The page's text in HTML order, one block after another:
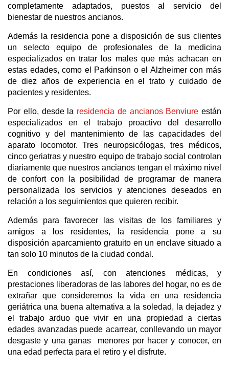
completamente adaptados, puestos al servicio del
bienestar de nuestros ancianos.
Además la residencia pone a disposición de sus clientes
un selecto equipo de profesionales de la medicina
especializados en tratar los males que más achacan en
estas edades, como el Parkinson o el Alzheimer con más
de diez años de experiencia en el trato y cuidado de
pacientes y residentes.
Por ello, desde la residencia de ancianos Benviure están
especializados en el trabajo proactivo del desarrollo
cognitivo y del mantenimiento de las capacidades del
aparato locomotor. Tres neuropsicólogas, tres médicos,
cinco geriatras y nuestro equipo de trabajo social controlan
diariamente que nuestros ancianos tengan el máximo nivel
de confort con la posibilidad de programar de manera
personalizada los servicios y atenciones deseados en
relación a los seguimientos que quieren recibir.
Además para favorecer las visitas de los familiares y
amigos a los residentes, la residencia pone a su
disposición aparcamiento gratuito en un enclave situado a
tan solo 10 minutos de la ciudad condal.
En condiciones así, con atenciones médicas, y
prestaciones liberadoras de las labores del hogar, no es de
extrañar que consideremos la vida en una residencia
geriátrica una buena alternativa a la soledad, la dejadez y
el trabajo arduo que vivir en una propiedad a ciertas
edades avanzadas puede acarrear, conllevando un mayor
desgaste y una ganas menores por hacer y conocer, en
una edad perfecta para el retiro y el disfrute.